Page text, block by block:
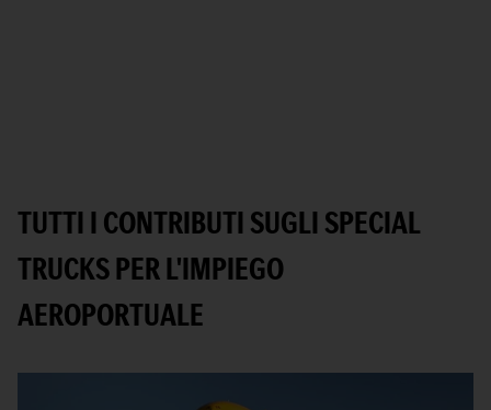
TUTTI I CONTRIBUTI SUGLI SPECIAL
TRUCKS PER L'IMPIEGO
AEROPORTUALE